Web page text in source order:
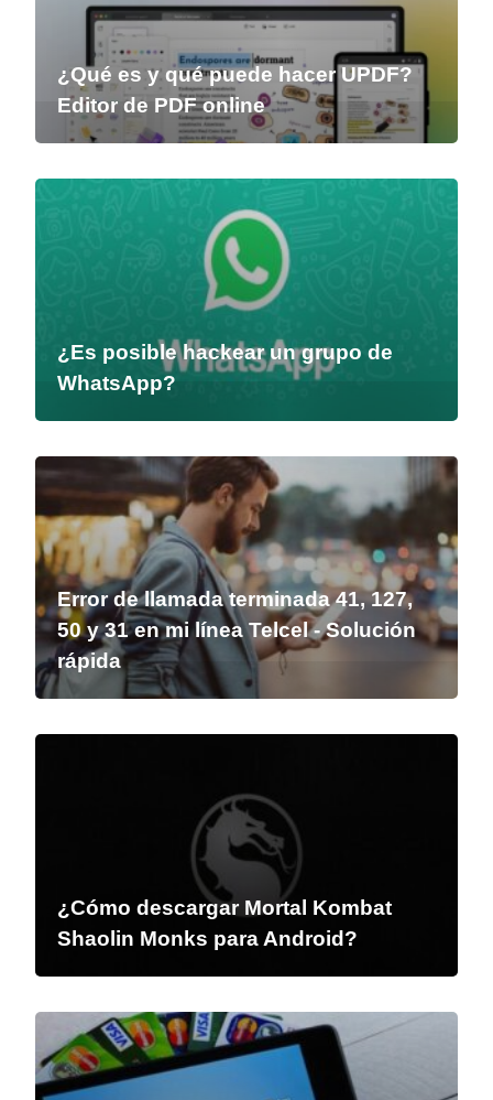
¿Qué es y qué puede hacer UPDF?
Editor de PDF online
¿Es posible hackear un grupo de
WhatsApp?
Error de llamada terminada 41, 127,
50 y 31 en mi línea Telcel - Solución
rápida
¿Cómo descargar Mortal Kombat
Shaolin Monks para Android?